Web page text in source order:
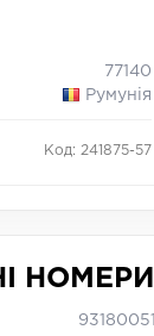
77140
Румунія
Код: 241875-57
НОМЕРИ
93180051